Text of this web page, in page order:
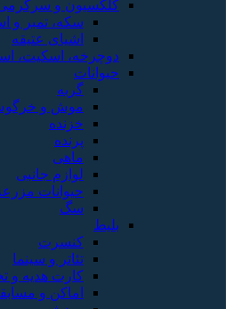
کلکسیون و
سکه، تمبر و
اشیای عتیقه
دوچرخه، اسکیت،
حیوانات
گربه
موش و
خزنده
پرنده
ماهی
لوازم جانبی
حیوانات
سگ
بلیط
کنسرت
تئاتر و سینما
کارت هدیه و
اماکن و